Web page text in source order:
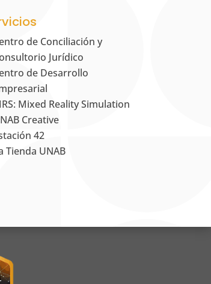
de Conciliación y
Jurídico
de Desarrollo
Mixed Reality Simulation
Creative
42
Tienda UNAB